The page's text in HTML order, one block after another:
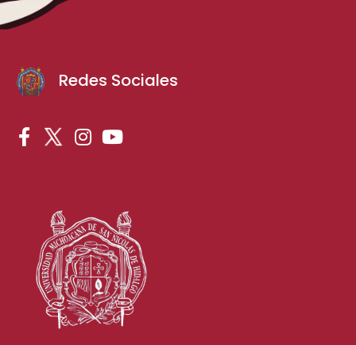
Redes Sociales